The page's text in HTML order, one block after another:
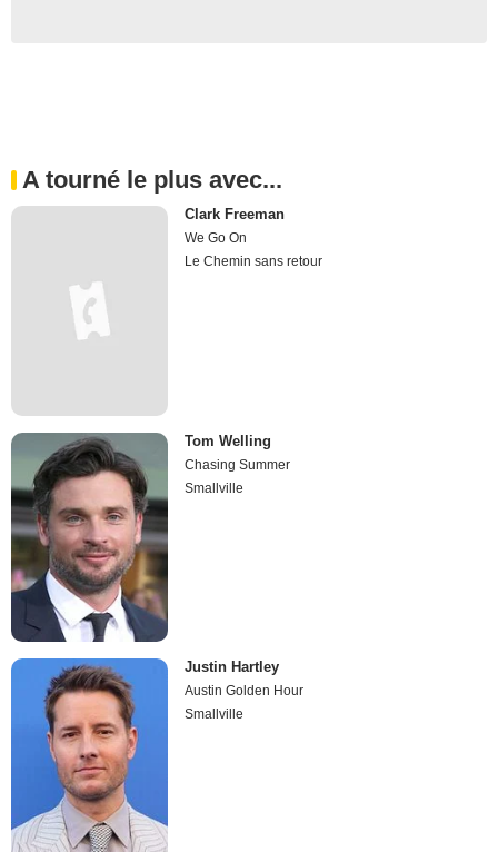
A tourné le plus avec...
Clark Freeman
We Go On
Le Chemin sans retour
Tom Welling
Chasing Summer
Smallville
Justin Hartley
Austin Golden Hour
Smallville